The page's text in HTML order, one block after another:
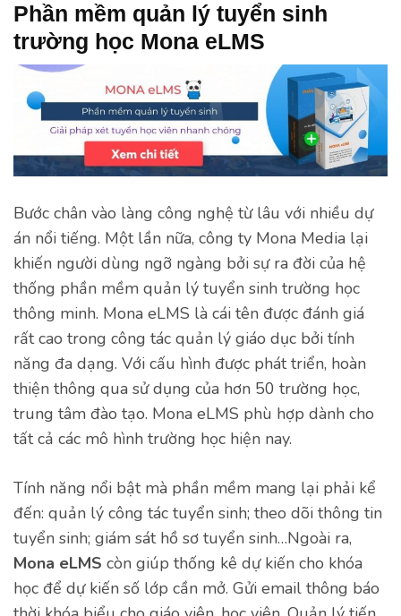
Phần mềm quản lý tuyển sinh
trường học Mona eLMS
Bước chân vào làng công nghệ từ lâu với nhiều dự
án nổi tiếng. Một lần nữa, công ty Mona Media lại
khiến người dùng ngỡ ngàng bởi sự ra đời của hệ
thống phần mềm quản lý tuyển sinh trường học
thông minh. Mona eLMS là cái tên được đánh giá
rất cao trong công tác quản lý giáo dục bởi tính
năng đa dạng. Với cấu hình được phát triển, hoàn
thiện thông qua sử dụng của hơn 50 trường học,
trung tâm đào tạo. Mona eLMS phù hợp dành cho
tất cả các mô hình trường học hiện nay.
Tính năng nổi bật mà phần mềm mang lại phải kể
đến: quản lý công tác tuyển sinh; theo dõi thông tin
tuyển sinh; giám sát hồ sơ tuyển sinh…Ngoài ra,
Mona eLMS còn giúp thống kê dự kiến cho khóa
học để dự kiến số lớp cần mở. Gửi email thông báo